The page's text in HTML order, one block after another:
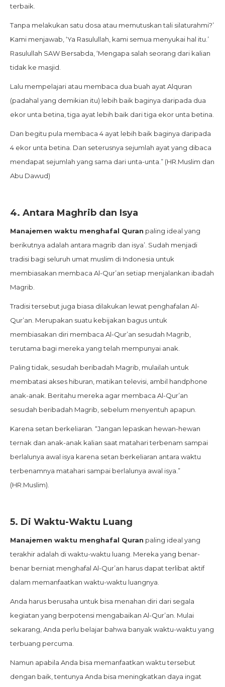
terbaik.
Tanpa melakukan satu dosa atau memutuskan tali silaturahmi?’
Kami menjawab, ‘Ya Rasulullah, kami semua menyukai hal itu.’
Rasulullah SAW Bersabda, ‘Mengapa salah seorang dari kalian
tidak ke masjid.
Lalu mempelajari atau membaca dua buah ayat Alquran
(padahal yang demikian itu) lebih baik baginya daripada dua
ekor unta betina, tiga ayat lebih baik dari tiga ekor unta betina.
Dan begitu pula membaca 4 ayat lebih baik baginya daripada
4 ekor unta betina. Dan seterusnya sejumlah ayat yang dibaca
mendapat sejumlah yang sama dari unta-unta.” (HR.Muslim dan
Abu Dawud)
4. Antara Maghrib dan Isya
Manajemen waktu menghafal Quran paling ideal yang
berikutnya adalah antara magrib dan isya’. Sudah menjadi
tradisi bagi seluruh umat muslim di Indonesia untuk
membiasakan membaca Al-Qur’an setiap menjalankan ibadah
Magrib.
Tradisi tersebut juga biasa dilakukan lewat penghafalan Al-
Qur’an. Merupakan suatu kebijakan bagus untuk
membiasakan diri membaca Al-Qur’an sesudah Magrib,
terutama bagi mereka yang telah mempunyai anak.
Paling tidak, sesudah beribadah Magrib, mulailah untuk
membatasi akses hiburan, matikan televisi, ambil handphone
anak-anak. Beritahu mereka agar membaca Al-Qur’an
sesudah beribadah Magrib, sebelum menyentuh apapun.
Karena setan berkeliaran. “Jangan lepaskan hewan-hewan
ternak dan anak-anak kalian saat matahari terbenam sampai
berlalunya awal isya karena setan berkeliaran antara waktu
terbenamnya matahari sampai berlalunya awal isya.”
(HR.Muslim).
5. Di Waktu-Waktu Luang
Manajemen waktu menghafal Quran paling ideal yang
terakhir adalah di waktu-waktu luang. Mereka yang benar-
benar berniat menghafal Al-Qur’an harus dapat terlibat aktif
dalam memanfaatkan waktu-waktu luangnya.
Anda harus berusaha untuk bisa menahan diri dari segala
kegiatan yang berpotensi mengabaikan Al-Qur’an. Mulai
sekarang, Anda perlu belajar bahwa banyak waktu-waktu yang
terbuang percuma.
Namun apabila Anda bisa memanfaatkan waktu tersebut
dengan baik, tentunya Anda bisa meningkatkan daya ingat